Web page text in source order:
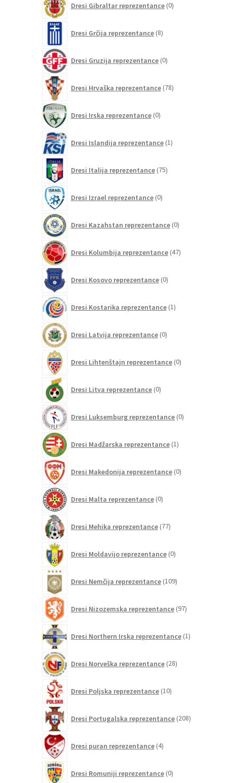
Dresi Gibraltar reprezentance 0izdelkov
Dresi Grčija reprezentance 8izdelkov
Dresi Gruzija reprezentance 0izdelkov
Dresi Hrvaška reprezentance 78izdelkov
Dresi Irska reprezentance 0izdelkov
Dresi Islandija reprezentance 1izdelek
Dresi Italija reprezentance 75izdelkov
Dresi Izrael reprezentance 0izdelkov
Dresi Kazahstan reprezentance 0izdelkov
Dresi Kolumbija reprezentance 47izdelkov
Dresi Kosovo reprezentance 0izdelkov
Dresi Kostarika reprezentance 1izdelek
Dresi Latvija reprezentance 0izdelkov
Dresi Lihtenštajn reprezentance 0izdelkov
Dresi Litva reprezentance 0izdelkov
Dresi Luksemburg reprezentance 0izdelkov
Dresi Madžarska reprezentance 1izdelek
Dresi Makedonija reprezentance 0izdelkov
Dresi Malta reprezentance 0izdelkov
Dresi Mehika reprezentance 77izdelkov
Dresi Moldavijo reprezentance 0izdelkov
Dresi Nemčija reprezentance 109izdelkov
Dresi Nizozemska reprezentance 97izdelkov
Dresi Northern Irska reprezentance 1izdelek
Dresi Norveška reprezentance 28izdelkov
Dresi Poljska reprezentance 10izdelkov
Dresi Portugalska reprezentance 208izdelkov
Dresi puran reprezentance 4izdelki
Dresi Romuniji reprezentance 0izdelkov